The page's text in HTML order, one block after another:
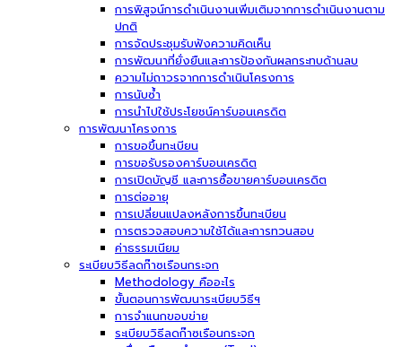
การพิสูจน์การดำเนินงานเพิ่มเติมจากการดำเนินงานตาม
ปกติ
การจัดประชุมรับฟังความคิดเห็น
การพัฒนาที่ยั่งยืนและการป้องกันผลกระทบด้านลบ
ความไม่ถาวรจากการดำเนินโครงการ
การนับซ้ำ
การนำไปใช้ประโยชน์คาร์บอนเครดิต
การพัฒนาโครงการ
การขอขึ้นทะเบียน
การขอรับรองคาร์บอนเครดิต
การเปิดบัญชี และการซื้อขายคาร์บอนเครดิต
การต่ออายุ
การเปลี่ยนแปลงหลังการขึ้นทะเบียน
การตรวจสอบความใช้ได้และการทวนสอบ
ค่าธรรมเนียม
ระเบียบวิธีลดก๊าซเรือนกระจก
Methodology คืออะไร
ขั้นตอนการพัฒนาระเบียบวิธีฯ
การจำแนกขอบข่าย
ระเบียบวิธีลดก๊าซเรือนกระจก